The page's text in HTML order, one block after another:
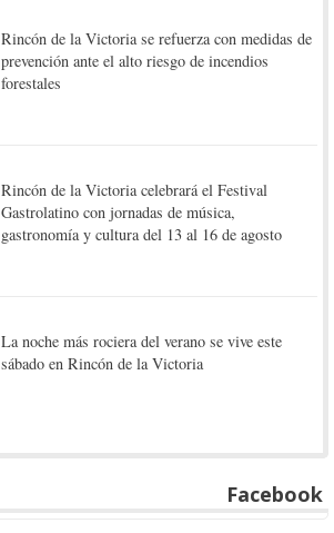
Rincón de la Victoria se refuerza con medidas de
prevención ante el alto riesgo de incendios
forestales
Rincón de la Victoria celebrará el Festival
Gastrolatino con jornadas de música,
gastronomía y cultura del 13 al 16 de agosto
La noche más rociera del verano se vive este
sábado en Rincón de la Victoria
Facebook